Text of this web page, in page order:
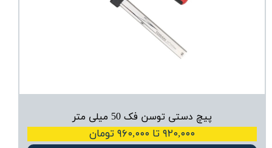
پیچ دستی توسن فک 50 میلی‌ متر
۹۲۰,۰۰۰ تا ۹۶۰,۰۰۰ تومان